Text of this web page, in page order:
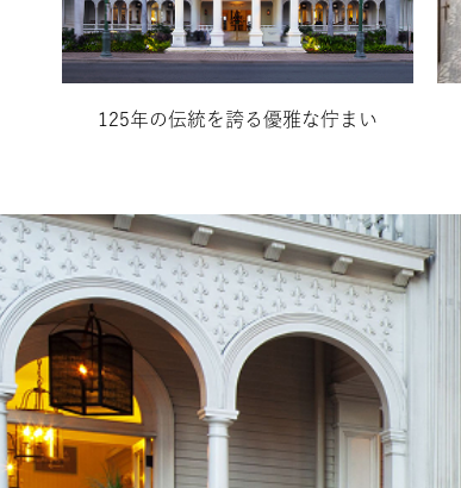
125年の伝統を誇る優雅な佇まい